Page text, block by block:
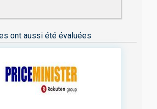
ont aussi été évaluées